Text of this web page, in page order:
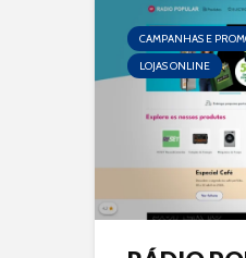
CAMPANHAS E
LOJAS ONLINE